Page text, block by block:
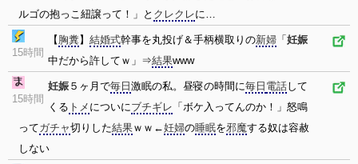
ルゴの抱っこ紐譲って！」と クレクレに…
15時間
【 胸糞】 結婚式幹事を丸投げ＆手柄横取りの新婦 「 妊娠
中だから許してｗ」⇒結果www
15時間
妊娠 ５ヶ月で毎日 激眠の私。昼寝の時間に毎日 電話して
くる トメ についにブチギレ 「ボケ入ってんのか！」怒鳴
ってガチャ切りした結果ｗｗ←妊婦の睡眠を邪魔する奴は容赦
しない